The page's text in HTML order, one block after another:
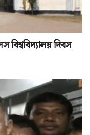
বিশ্ববিদ্যালয় দিবস